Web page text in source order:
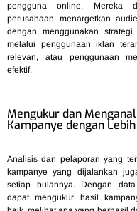
pengguna online. Mereka
perusahaan menargetkan
dengan menggunakan
melalui penggunaan iklan
relevan, atau penggunaan
efektif.
Mengukur dan
Kampanye dengan
Analisis dan pelaporan yang
kampanye yang dijalankan
setiap bulannya. Dengan
dapat mengukur hasil